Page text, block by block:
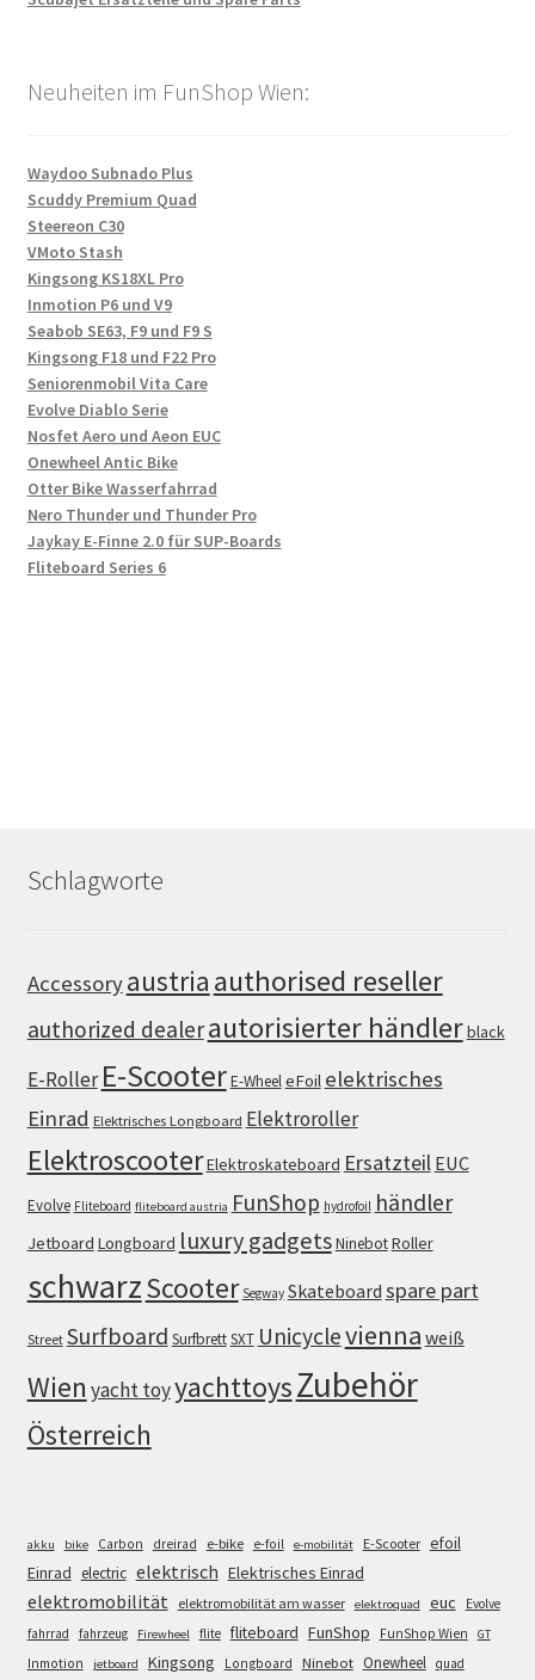
Neuheiten im FunShop Wien:
Waydoo Subnado Plus
Scuddy Premium Quad
Steereon C30
VMoto Stash
Kingsong KS18XL Pro
Inmotion P6 und V9
Seabob SE63, F9 und F9 S
Kingsong F18 und F22 Pro
Seniorenmobil Vita Care
Evolve Diablo Serie
Nosfet Aero und Aeon EUC
Onewheel Antic Bike
Otter Bike Wasserfahrrad
Nero Thunder und Thunder Pro
Jaykay E-Finne 2.0 für SUP-Boards
Fliteboard Series 6
Schlagworte
Accessoryaustria authorised reseller
authorized dealerautorisierter händlerblack
E-Roller E-ScooterE-WheeleFoil elektrisches
Einrad Elektrisches Longboard Elektroroller
ElektroscooterElektroskateboard Ersatzteil EUC
Evolve Fliteboard fliteboard austria FunShop hydrofoil händler
Jetboard Longboard luxury gadgetsNinebotRoller
schwarzScooter Segway Skateboard spare part
Street Surfboard SurfbrettSXT Unicyclevienna weiß
Wien yacht toyyachttoysZubehör
Österreich
akku bike Carbon dreirad e-bike e-foil e-mobilität E-Scooter efoil
Einrad electric elektrisch Elektrisches Einrad
elektromobilität elektromobilität am wasser elektroquad euc
Evolve
fahrrad
fahrzeug Firewheel flite fliteboard FunShop FunShop Wien GT
Inmotion jetboard Kingsong Longboard Ninebot Onewheel quad